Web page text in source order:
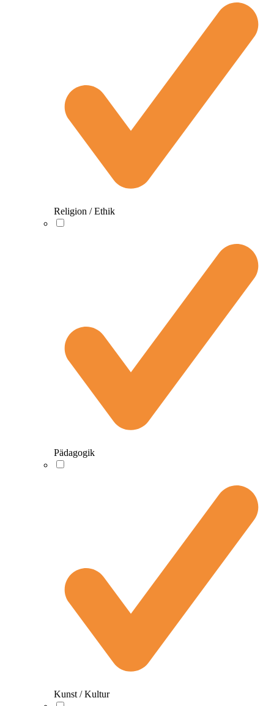
Religion / Ethik
Pädagogik
Kunst / Kultur